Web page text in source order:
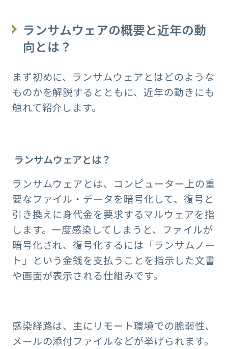
ランサムウェアの概要と近年の動
向とは？
まず初めに、ランサムウェアとはどのような
ものかを解説するとともに、近年の動きにも
触れて紹介します。
ランサムウェアとは？
ランサムウェアとは、コンピューター上の重
要なファイル・データを暗号化して、復号と
引き換えに身代金を要求するマルウェアを指
します。一度感染してしまうと、ファイルが
暗号化され、復号化するには「ランサムノー
ト」という金銭を支払うことを指示した文書
や画面が表示される仕組みです。
感染経路は、主にリモート環境での脆弱性、
メールの添付ファイルなどが挙げられます。